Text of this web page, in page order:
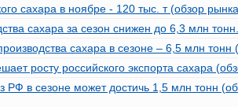
сахара в ноябре - 120 тыс. т (обзор
сахара за сезон снижен до 6,3 млн
сахара в сезоне – 6,5 млн тонн
росту российского экспорта сахара
РФ в сезоне может достичь 1,5 млн тонн